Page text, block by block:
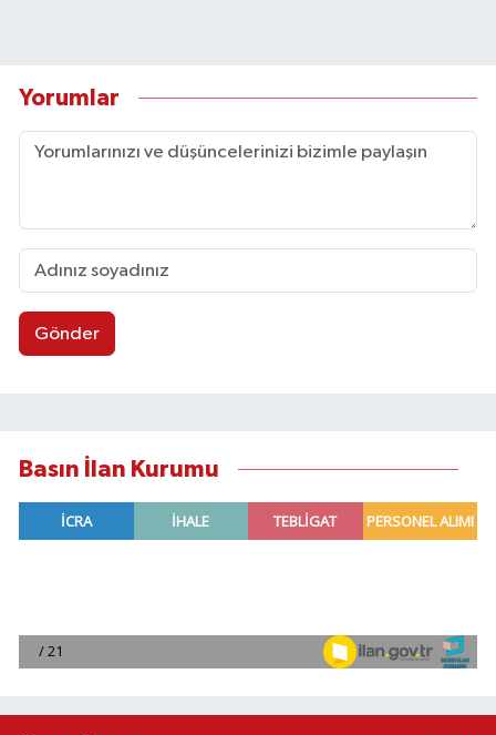
Yorumlar
Gönder
Basın İlan Kurumu